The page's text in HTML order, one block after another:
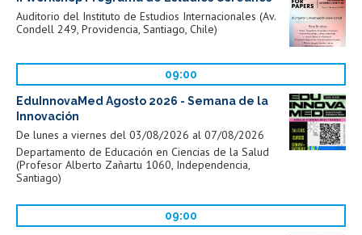
Auditorio del Instituto de Estudios Internacionales (Av.
Condell 249, Providencia, Santiago, Chile)
09:00
EduInnovaMed Agosto 2026 - Semana de la
Innovación
De lunes a viernes del 03/08/2026 al 07/08/2026
Departamento de Educación en Ciencias de la Salud
(Profesor Alberto Zañartu 1060, Independencia,
Santiago)
09:00